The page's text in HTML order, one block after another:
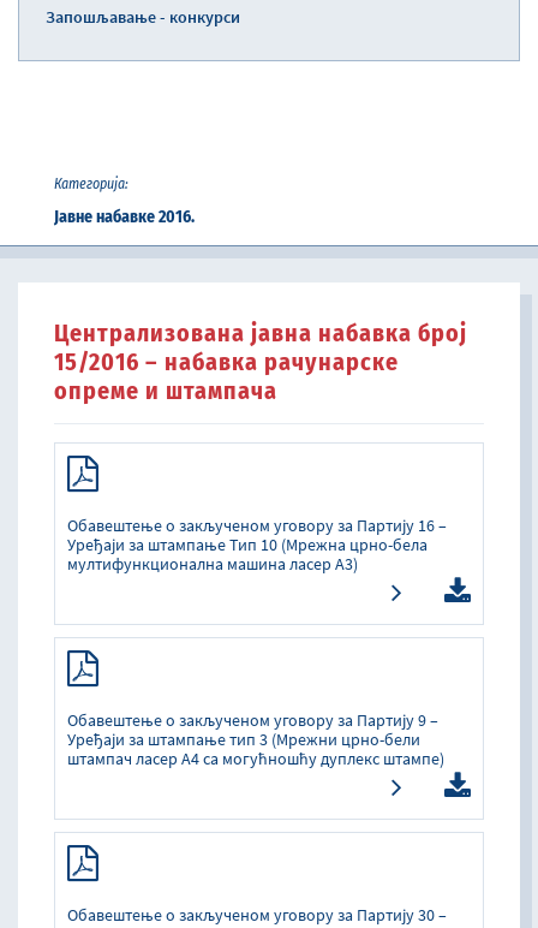
Запошљавање - конкурси
Категорија:
Јавне набавке 2016.
Централизована јавна набавка број
15/2016 – набавка рачунарске
опреме и штампача
Обавештење о закљученом уговору за Партију 16 –
Уређаји за штампање Тип 10 (Мрежна црно-бела
мултифункционална машина ласер А3)
Обавештење о закљученом уговору за Партију 9 –
Уређаји за штампање тип 3 (Мрежни црно-бели
штампач ласер A4 са могућношћу дуплекс штампе)
Обавештење о закљученом уговору за Партију 30 –